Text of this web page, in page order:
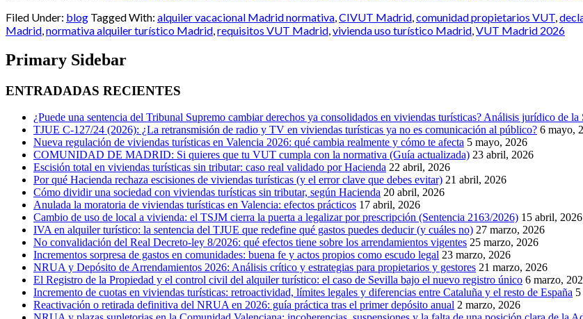
Filed Under: blog Tagged With: alquiler vacacional Madrid normativa CIVUT Madrid comunidad propietarios VUT
Madrid normativa alquiler turístico Madrid requisitos VUT Madrid vivienda uso turístico Madrid VUT Madrid 2026
Primary Sidebar
ENTRADADAS RECIENTES
¿Puede una sentencia del Tribunal Supremo cambiar derechos ya consolidados en viviendas turísticas? Análisis jurídico de
TJUE C-127/24 (2026): ¿La retransmisión de radio y TV en viviendas turísticas ya no es comunicación al público? 6 mayo,
Nueva regulación de viviendas turísticas en Valencia 2026: qué cambia realmente y cómo te afecta 5 mayo, 2026
COMUNIDAD DE MADRID: Si quieres que tu VUT cumpla con la normativa (Guía actualizada) 23 abril, 2026
Escisión total en viviendas turísticas sin tributar: caso real validado por Hacienda 22 abril, 2026
Por qué Hacienda rechaza escisiones de viviendas turísticas (y el error clave que debes evitar) 21 abril, 2026
Cómo dividir una sociedad con viviendas turísticas sin tributar, según Hacienda 20 abril, 2026
Anulada la moratoria de viviendas turísticas en Valencia: efectos prácticos 17 abril, 2026
Cambio de uso de local a vivienda: el TSJM cierra la puerta a legalizar por prescripción (Sentencia 2163/2026) 15 abril, 2026
IVA en alquiler turístico: la sentencia del TJUE que redefine qué gastos puedes deducir (y cuáles no) 27 marzo, 2026
No convalidación del Real Decreto-ley 8/2026: qué efectos tiene sobre los arrendamientos vigentes 25 marzo, 2026
Incrementos sorpresa de gastos en comunidades: buena fe y actos propios como escudo legal 23 marzo, 2026
NRUA y Depósito de Arrendamientos 2026: Análisis crítico y estrategias para propietarios y gestores 21 marzo, 2026
El Registro de la Propiedad y el control civil del alquiler turístico: el caso de Sevilla bajo el nuevo registro único 6 marzo,
Incremento de cuotas en viviendas turísticas: retroactividad, límites legales y diferencias entre Cataluña y el resto de España
Reactivación o retirada definitiva del NRUA en 2026: guía práctica tras el primer depósito anual 2 marzo, 2026